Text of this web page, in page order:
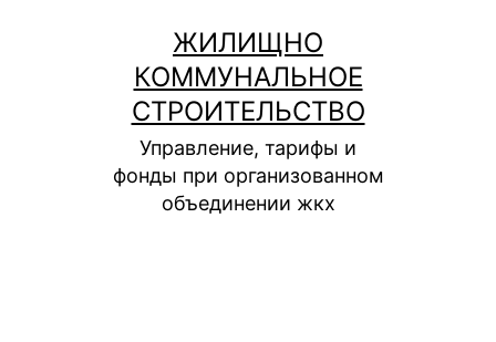
содержимому
ЖИЛИЩНО
КОММУНАЛЬНОЕ
СТРОИТЕЛЬСТВО
Управление, тарифы и
фонды при организованном
объединении жкх